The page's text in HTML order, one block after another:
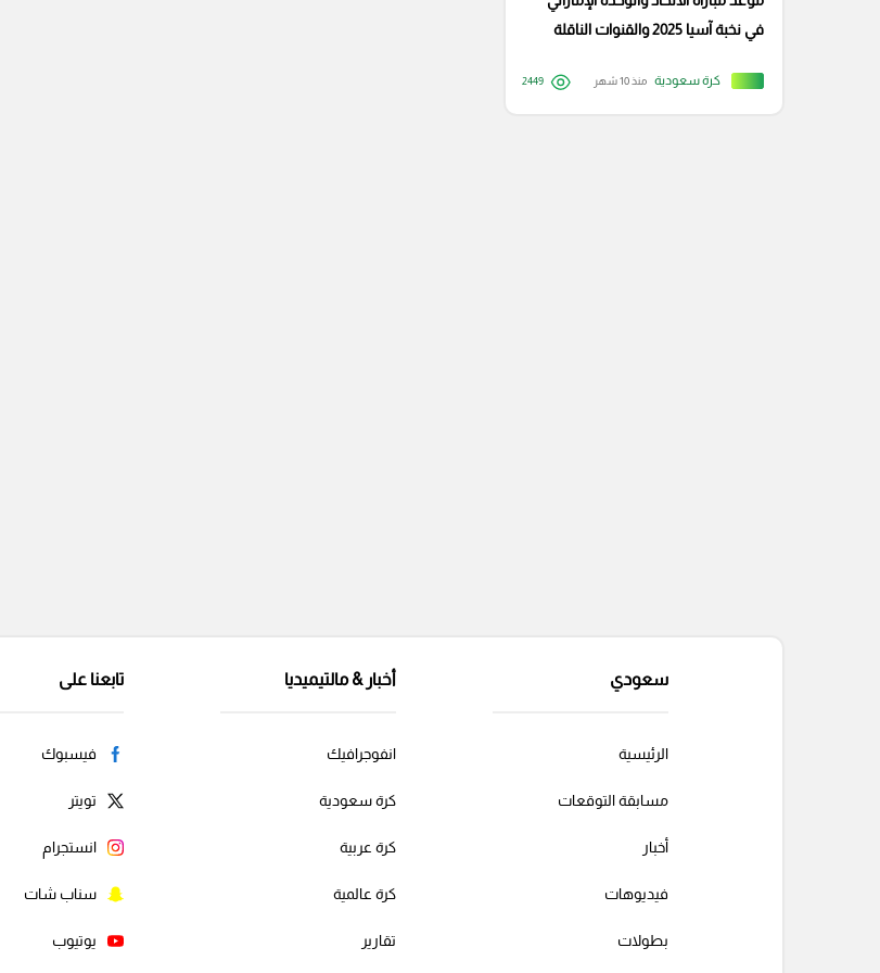
كرة سعودية
في نخبة آسيا 2025 والقنوات الناقلة
منذ 10 شهر 2449
سعودي
الرئيسية
مسابقة التوقعات
أخبار
فيديوهات
بطولات
أخبار & مالتيميديا
انفوجرافيك
كرة سعودية
كرة عربية
كرة عالمية
تقارير
تابعنا على
فيسبوك
تويتر
انستجرام
سناب شات
يوتيوب